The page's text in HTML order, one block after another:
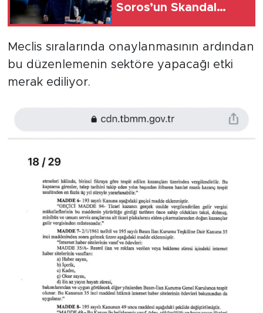
Soros’un Skandal
Manaya Geliyor?
Meclis sıralarında onaylanmasının ardından
bu düzenlemenin sektöre yapacağı etki
merak ediliyor.